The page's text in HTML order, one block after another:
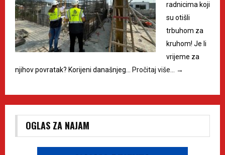
radnicima koji
su otišli
trbuhom za
kruhom! Je li
vrijeme za
njihov povratak? Korijeni današnjeg…
Pročitaj više… →
OGLAS ZA NAJAM